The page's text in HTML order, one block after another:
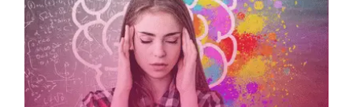
La Mémoire, connaître le
fonctionnement de ce muscle